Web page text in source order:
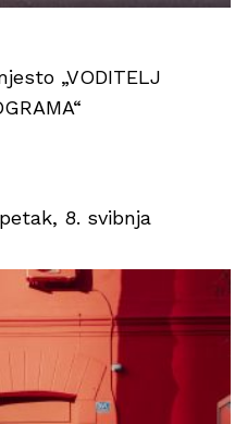
„VODITELJ
8. svibnja